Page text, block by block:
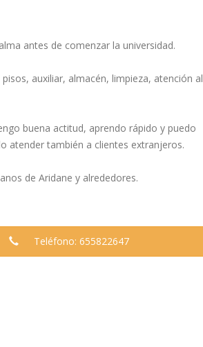
antes de comenzar la universidad.
auxiliar, almacén, limpieza, atención al
buena actitud, aprendo rápido y puedo
atender también a clientes extranjeros.
de Aridane y alrededores.
Teléfono: 655822647